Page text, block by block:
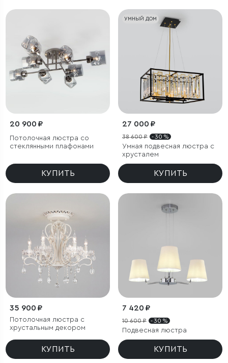
20 900 ₽
Потолочная люстра со
стеклянными плафонами
КУПИТЬ
УМНЫЙ ДОМ
27 000 ₽
38 600 ₽ - 30 %
Умная подвесная люстра с
хрусталем
КУПИТЬ
35 900 ₽
Потолочная люстра с
хрустальным декором
КУПИТЬ
7 420 ₽
10 600 ₽ - 30 %
Подвесная люстра
КУПИТЬ